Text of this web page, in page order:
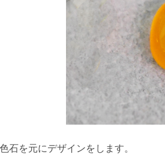
石を元にデザインをします。